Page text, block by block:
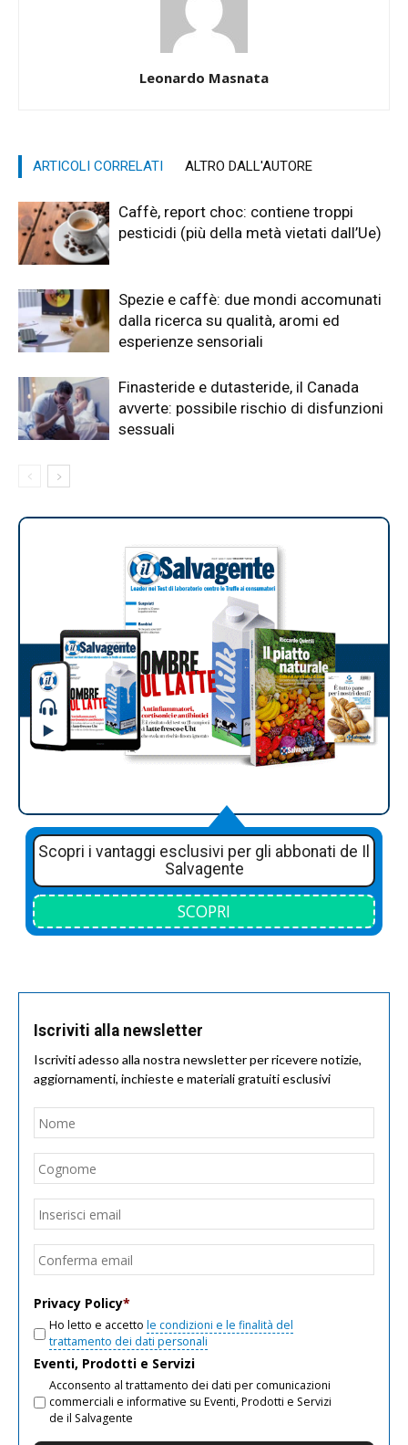
Leonardo Masnata
ARTICOLI CORRELATI ALTRO DALL'AUTORE
Caffè, report choc: contiene troppi
pesticidi (più della metà vietati dall’Ue)
Spezie e caffè: due mondi accomunati
dalla ricerca su qualità, aromi ed
esperienze sensoriali
Finasteride e dutasteride, il Canada
avverte: possibile rischio di disfunzioni
sessuali
Scopri i vantaggi esclusivi per gli abbonati de Il
Salvagente
SCOPRI
Iscriviti alla newsletter
Iscriviti adesso alla nostra newsletter per ricevere notizie,
aggiornamenti, inchieste e materiali gratuiti esclusivi
Nome
Email
Privacy Policy*
Ho letto e accetto le condizioni e le finalità del
trattamento dei dati personali
Eventi, Prodotti e Servizi
Acconsento al trattamento dei dati per comunicazioni
commerciali e informative su Eventi, Prodotti e Servizi
de il Salvagente